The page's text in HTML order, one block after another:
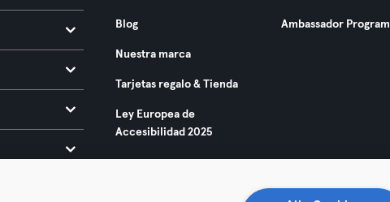
Blog
Nuestra marca
Tarjetas regalo & Tienda
Ley Europea de
Accesibilidad 2025
Ambassador Program